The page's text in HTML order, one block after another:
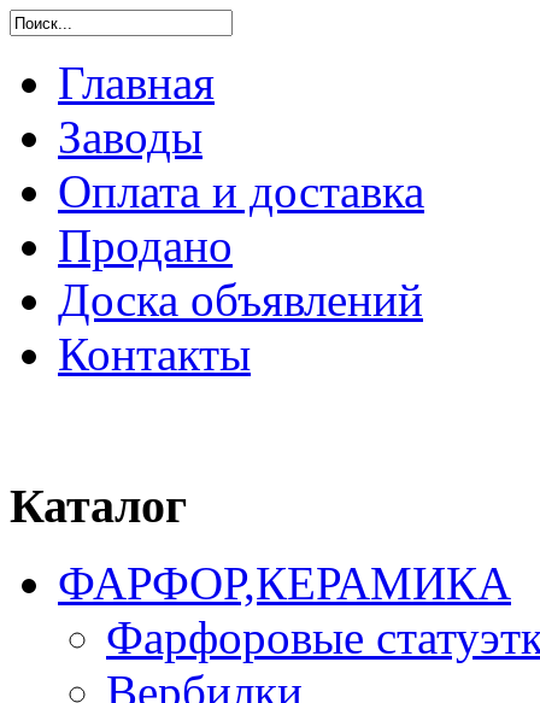
Главная
Заводы
Оплата и доставка
Продано
Доска объявлений
Контакты
Каталог
ФАРФОР,КЕРАМИКА
Фарфоровые
Вербилки